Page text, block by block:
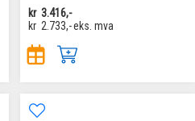
kr 3.416,-
kr 2.733,-eks. mva